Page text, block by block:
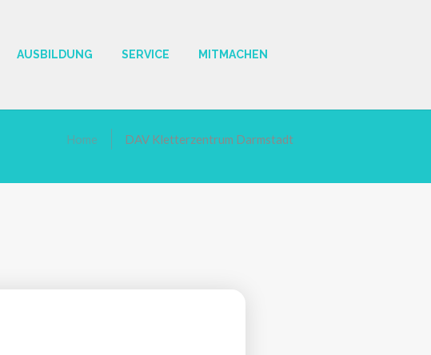
AUSBILDUNG SERVICE
MITMACHEN
Home DAV Kletterzentrum Darmstadt